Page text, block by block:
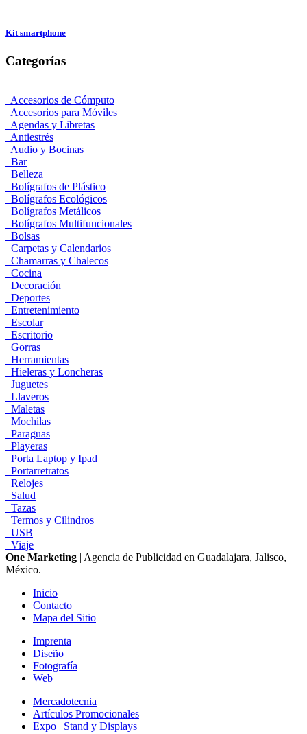
Kit smartphone
Categorías
Accesorios de Cómputo
Accesorios para Móviles
Agendas y Libretas
Antiestrés
Audio y Bocinas
Bar
Belleza
Bolígrafos de Plástico
Bolígrafos Ecológicos
Bolígrafos Metálicos
Bolígrafos Multifuncionales
Bolsas
Carpetas y Calendarios
Chamarras y Chalecos
Cocina
Decoración
Deportes
Entretenimiento
Escolar
Escritorio
Gorras
Herramientas
Hieleras y Loncheras
Juguetes
Llaveros
Maletas
Mochilas
Paraguas
Playeras
Porta Laptop y Ipad
Portarretratos
Relojes
Salud
Tazas
Termos y Cilindros
USB
Viaje
One Marketing | Agencia de Publicidad en Guadalajara, Jalisco,
México.
Inicio
Contacto
Mapa del Sitio
Imprenta
Diseño
Fotografía
Web
Mercadotecnia
Artículos Promocionales
Expo | Stand y Displays